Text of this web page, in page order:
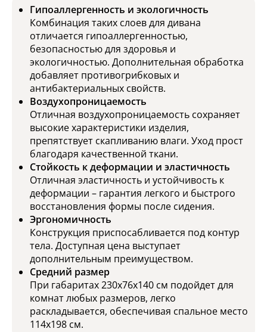
Гипоаллергенность и экологичность
Комбинация таких слоев для дивана
отличается гипоаллергенностью,
безопасностью для здоровья и
экологичностью. Дополнительная обработка
добавляет противогрибковых и
антибактериальных свойств.
Воздухопроницаемость
Отличная воздухопроницаемость сохраняет
высокие характеристики изделия,
препятствует скапливанию влаги. Уход прост
благодаря качественной ткани.
Стойкость к деформации и эластичность
Отличная эластичность и устойчивость к
деформации – гарантия легкого и быстрого
восстановления формы после сидения.
Эргономичность
Конструкция приспосабливается под контур
тела. Доступная цена выступает
дополнительным преимуществом.
Средний размер
При габаритах 230х76х140 см подойдет для
комнат любых размеров, легко
раскладывается, обеспечивая спальное место
114х198 см.